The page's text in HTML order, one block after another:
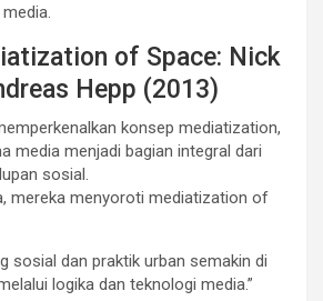
of Space: Nick
Hepp (2013)
konsep mediatization,
media menjadi bagian integral dari
sosial.
mereka menyoroti mediatization of
sosial dan praktik urban semakin di
logika dan teknologi media.”